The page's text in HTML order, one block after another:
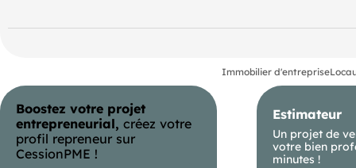
Immobilier d'entreprise
Boostez votre projet
entrepreneurial, créez votre
profil repreneur sur
CessionPME !
Estimateur
Un projet de
votre bien
minutes !